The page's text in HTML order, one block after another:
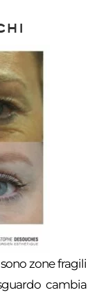
zone fragili
cambia